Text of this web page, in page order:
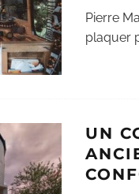
Pierre
plaquer
UN